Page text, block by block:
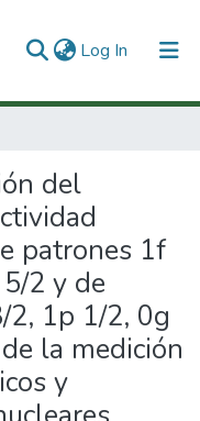
Log In (current)
del
patrones 1f
2 y de
1p 1/2, 0g
la medición
y